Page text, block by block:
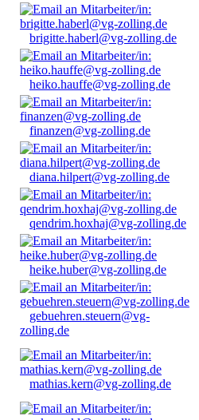
brigitte.haberl@vg-zolling.de
heiko.hauffe@vg-zolling.de
finanzen@vg-zolling.de
diana.hilpert@vg-zolling.de
qendrim.hoxhaj@vg-zolling.de
heike.huber@vg-zolling.de
gebuehren.steuern@vg-
zolling.de
mathias.kern@vg-zolling.de